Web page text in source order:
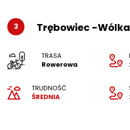
3 Trębowiec -
TRASA
Rowerowa
TRUDNOŚĆ
ŚREDNIA